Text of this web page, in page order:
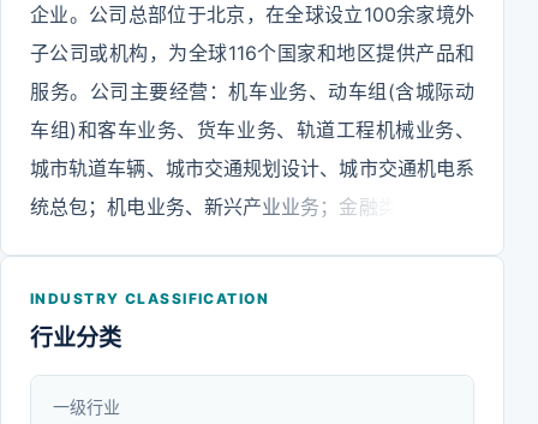
企业。公司总部位于北京，在全球设立100余家境外
子公司或机构，为全球116个国家和地区提供产品和
服务。公司主要经营：机车业务、动车组(含城际动
车组)和客车业务、货车业务、轨道工程机械业务、
城市轨道车辆、城市交通规划设计、城市交通机电系
统总包；机电业务、新兴产业业务；金融类业务；物
善为善成”的核心价值观，深化可持续发展理念在公
模式，推动经济效益与社会效益协同共赢。公司聚焦
INDUSTRY CLASSIFICATION
行业分类
一级行业